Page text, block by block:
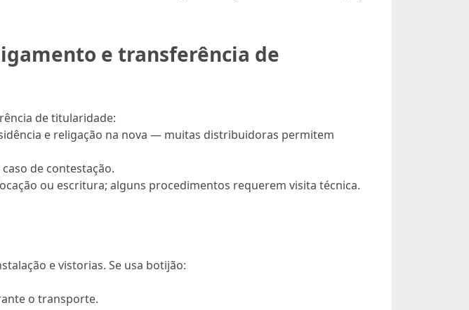
e transferência de
de titularidade:
e religação na nova — muitas distribuidoras permitem
de contestação.
ou escritura; alguns procedimentos requerem visita técnica.
e vistorias. Se usa botijão:
o transporte.